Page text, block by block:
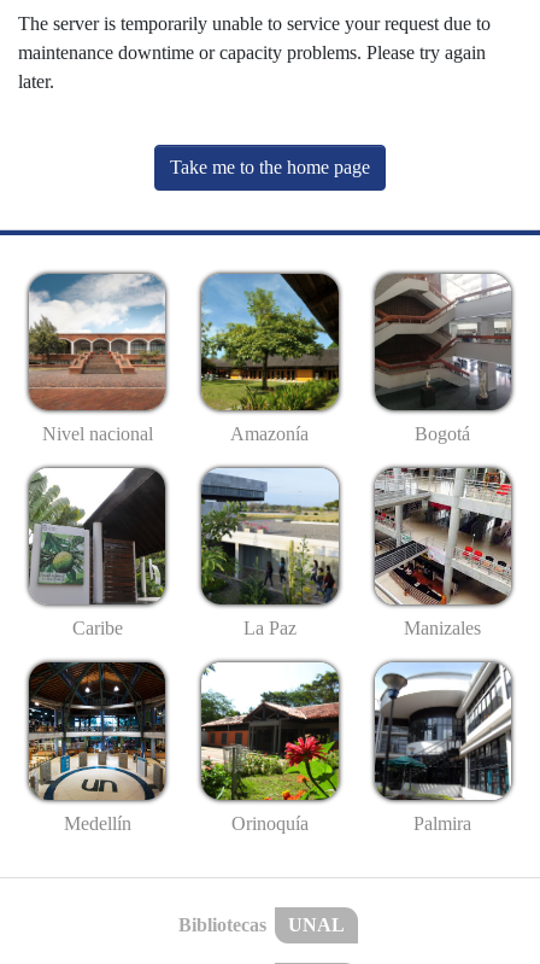
The server is temporarily unable to service your request due to
maintenance downtime or capacity problems. Please try again
later.
Take me to the home page
Nivel nacional Amazonía Bogotá
Caribe La Paz Manizales
Medellín Orinoquía Palmira
Bibliotecas UNAL